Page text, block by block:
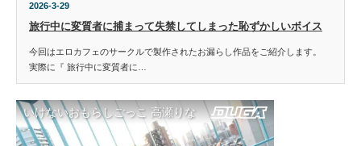
2026-3-29
旅行中に変質者に捕まって失禁してしまった恥ずかしいボイス
今回はエロカフェのサークルで製作されたお漏らし作品をご紹介します。
実際に『 旅行中に変質者に…